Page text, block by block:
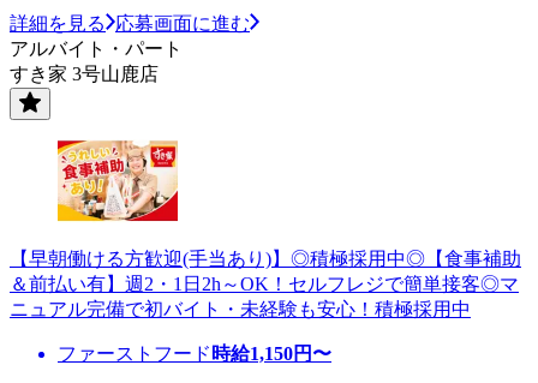
詳細を見る
応募画面に進む
アルバイト・パート
すき家 3号山鹿店
【早朝働ける方歓迎(手当あり)】◎積極採用中◎【食事補助
＆前払い有】週2・1日2h～OK！セルフレジで簡単接客◎マ
ニュアル完備で初バイト・未経験も安心！積極採用中
ファーストフード 時給1,150円〜